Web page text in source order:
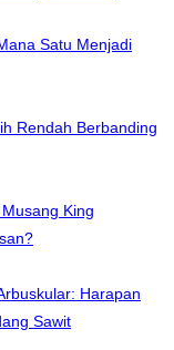
Satu Menjadi
Rendah Berbanding
King
Harapan
Sawit